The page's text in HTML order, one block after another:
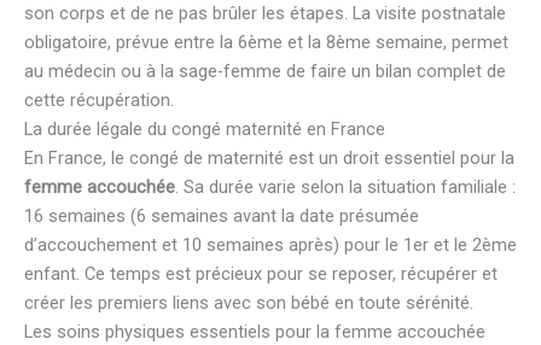
son corps et de ne pas brûler les étapes. La visite postnatale
obligatoire, prévue entre la 6ème et la 8ème semaine, permet
au médecin ou à la sage-femme de faire un bilan complet de
cette récupération.
La durée légale du congé maternité en France
En France, le congé de maternité est un droit essentiel pour la
femme accouchée. Sa durée varie selon la situation familiale :
16 semaines (6 semaines avant la date présumée
d’accouchement et 10 semaines après) pour le 1er et le 2ème
enfant. Ce temps est précieux pour se reposer, récupérer et
créer les premiers liens avec son bébé en toute sérénité.
Les soins physiques essentiels pour la femme accouchée